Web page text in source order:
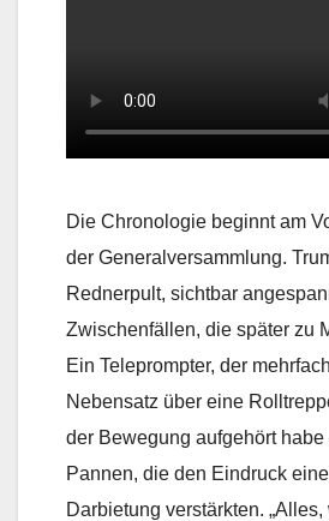
Die Chronologie beginnt am
der Generalversammlung.
Rednerpult, sichtbar
Zwischenfällen, die später zu
Ein Teleprompter, der
Nebensatz über eine
der Bewegung aufgehört
Pannen, die den Eindruck
Darbietung verstärkten.